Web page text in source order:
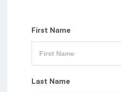
First Name
Last Name